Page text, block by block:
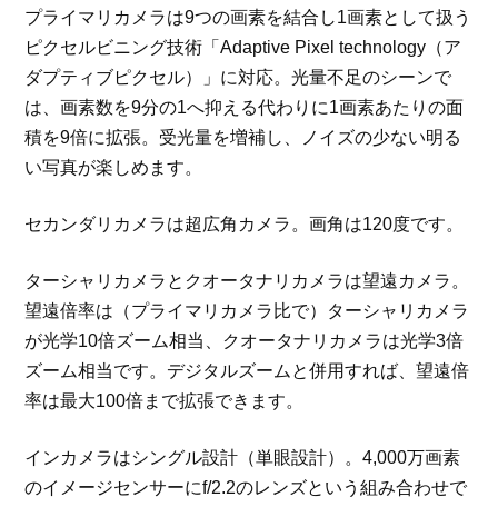
プライマリカメラは9つの画素を結合し1画素として扱う
ピクセルビニング技術「Adaptive Pixel technology（ア
ダプティブピクセル）」に対応。光量不足のシーンで
は、画素数を9分の1へ抑える代わりに1画素あたりの面
積を9倍に拡張。受光量を増補し、ノイズの少ない明る
い写真が楽しめます。
セカンダリカメラは超広角カメラ。画角は120度です。
ターシャリカメラとクオータナリカメラは望遠カメラ。
望遠倍率は（プライマリカメラ比で）ターシャリカメラ
が光学10倍ズーム相当、クオータナリカメラは光学3倍
ズーム相当です。デジタルズームと併用すれば、望遠倍
率は最大100倍まで拡張できます。
インカメラはシングル設計（単眼設計）。4,000万画素
のイメージセンサーにf/2.2のレンズという組み合わせで